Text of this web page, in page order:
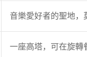
音樂愛好者的聖地，
一座高塔，可在旋轉